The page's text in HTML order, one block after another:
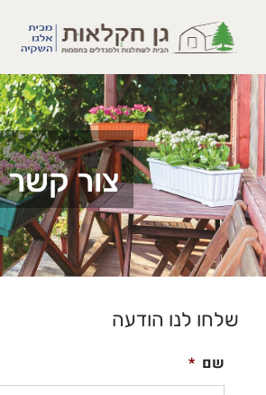
לתוכן
צור קשר
שלחו לנו הודעה
שם *